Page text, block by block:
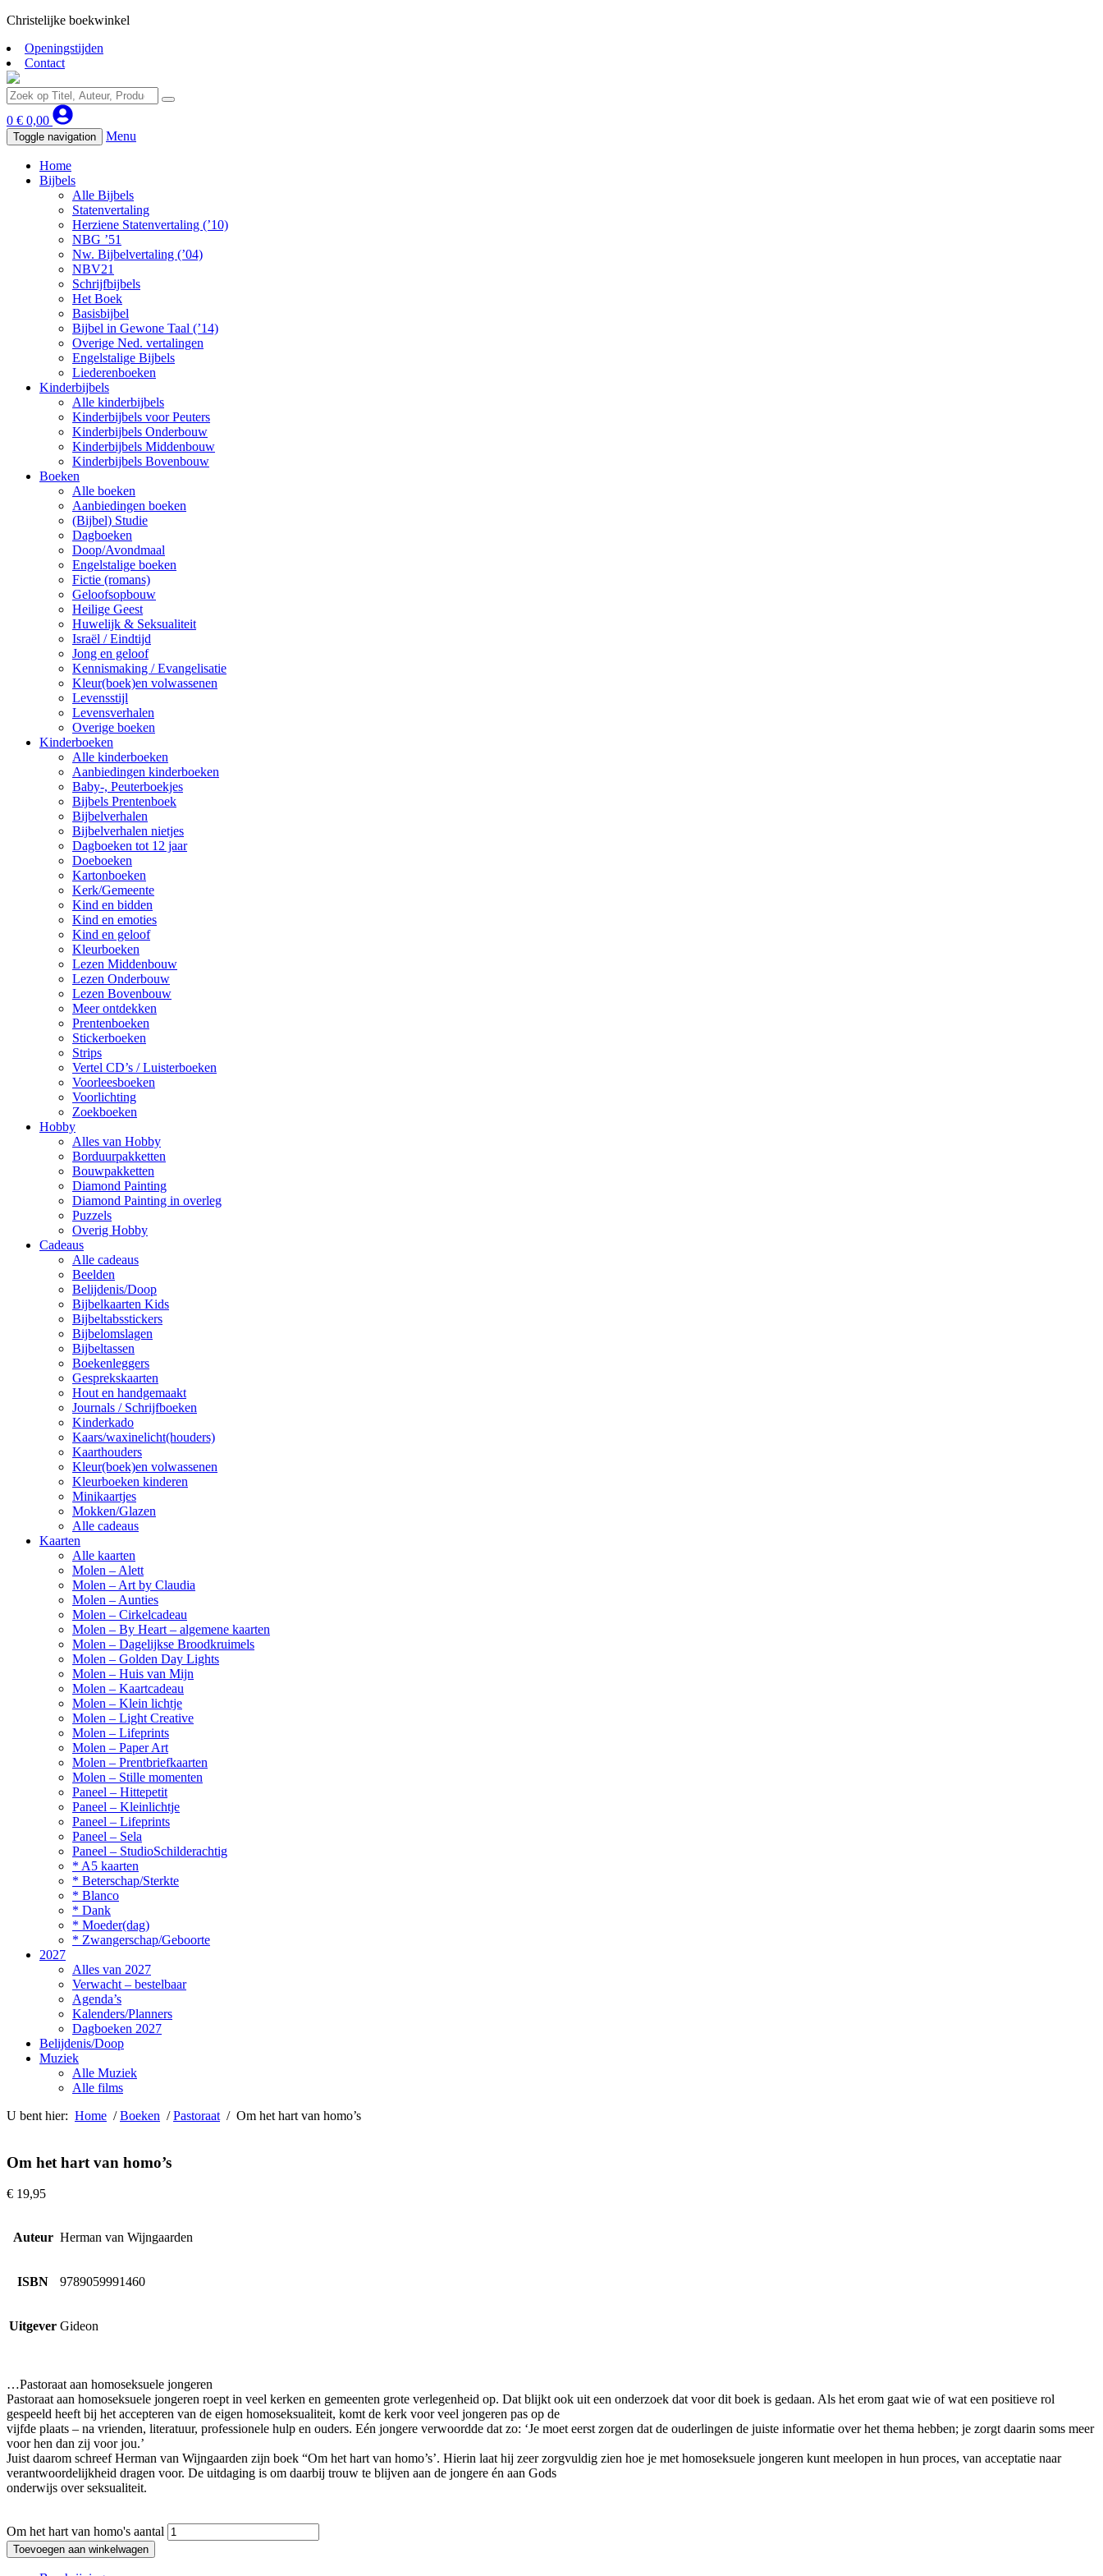
Christelijke boekwinkel
Openingstijden
Contact
0 € 0,00
Toggle navigation Menu
Home
Bijbels
Alle Bijbels
Statenvertaling
Herziene Statenvertaling (’10)
NBG ’51
Nw. Bijbelvertaling (’04)
NBV21
Schrijfbijbels
Het Boek
Basisbijbel
Bijbel in Gewone Taal (’14)
Overige Ned. vertalingen
Engelstalige Bijbels
Liederenboeken
Kinderbijbels
Alle kinderbijbels
Kinderbijbels voor Peuters
Kinderbijbels Onderbouw
Kinderbijbels Middenbouw
Kinderbijbels Bovenbouw
Boeken
Alle boeken
Aanbiedingen boeken
(Bijbel) Studie
Dagboeken
Doop/Avondmaal
Engelstalige boeken
Fictie (romans)
Geloofsopbouw
Heilige Geest
Huwelijk & Seksualiteit
Israël / Eindtijd
Jong en geloof
Kennismaking / Evangelisatie
Kleur(boek)en volwassenen
Levensstijl
Levensverhalen
Overige boeken
Kinderboeken
Alle kinderboeken
Aanbiedingen kinderboeken
Baby-, Peuterboekjes
Bijbels Prentenboek
Bijbelverhalen
Bijbelverhalen nietjes
Dagboeken tot 12 jaar
Doeboeken
Kartonboeken
Kerk/Gemeente
Kind en bidden
Kind en emoties
Kind en geloof
Kleurboeken
Lezen Middenbouw
Lezen Onderbouw
Lezen Bovenbouw
Meer ontdekken
Prentenboeken
Stickerboeken
Strips
Vertel CD’s / Luisterboeken
Voorleesboeken
Voorlichting
Zoekboeken
Hobby
Alles van Hobby
Borduurpakketten
Bouwpakketten
Diamond Painting
Diamond Painting in overleg
Puzzels
Overig Hobby
Cadeaus
Alle cadeaus
Beelden
Belijdenis/Doop
Bijbelkaarten Kids
Bijbeltabsstickers
Bijbelomslagen
Bijbeltassen
Boekenleggers
Gesprekskaarten
Hout en handgemaakt
Journals / Schrijfboeken
Kinderkado
Kaars/waxinelicht(houders)
Kaarthouders
Kleur(boek)en volwassenen
Kleurboeken kinderen
Minikaartjes
Mokken/Glazen
Alle cadeaus
Kaarten
Alle kaarten
Molen – Alett
Molen – Art by Claudia
Molen – Aunties
Molen – Cirkelcadeau
Molen – By Heart – algemene kaarten
Molen – Dagelijkse Broodkruimels
Molen – Golden Day Lights
Molen – Huis van Mijn
Molen – Kaartcadeau
Molen – Klein lichtje
Molen – Light Creative
Molen – Lifeprints
Molen – Paper Art
Molen – Prentbriefkaarten
Molen – Stille momenten
Paneel – Hittepetit
Paneel – Kleinlichtje
Paneel – Lifeprints
Paneel – Sela
Paneel – StudioSchilderachtig
* A5 kaarten
* Beterschap/Sterkte
* Blanco
* Dank
* Moeder(dag)
* Zwangerschap/Geboorte
2027
Alles van 2027
Verwacht – bestelbaar
Agenda’s
Kalenders/Planners
Dagboeken 2027
Belijdenis/Doop
Muziek
Alle Muziek
Alle films
U bent hier: Home /Boeken /Pastoraat / Om het hart van homo’s
Om het hart van homo’s
€ 19,95
Auteur Herman van Wijngaarden
ISBN 9789059991460
Uitgever Gideon
…Pastoraat aan homoseksuele jongeren
Pastoraat aan homoseksuele jongeren roept in veel kerken en gemeenten grote verlegenheid op. Dat blijkt ook uit een onderzoek dat voor dit boek is gedaan. Als het erom gaat wie of wat een positieve rol
gespeeld heeft bij het accepteren van de eigen homoseksualiteit, komt de kerk voor veel jongeren pas op de
vijfde plaats – na vrienden, literatuur, professionele hulp en ouders. Eén jongere verwoordde dat zo: ‘Je moet eerst zorgen dat de ouderlingen de juiste informatie over het thema hebben; je zorgt daarin soms meer
voor hen dan zij voor jou.’
Juist daarom schreef Herman van Wijngaarden zijn boek “Om het hart van homo’s’. Hierin laat hij zeer zorgvuldig zien hoe je met homoseksuele jongeren kunt meelopen in hun proces, van acceptatie naar
verantwoordelijkheid dragen voor. De uitdaging is om daarbij trouw te blijven aan de jongere én aan Gods
onderwijs over seksualiteit.
Om het hart van homo's aantal
Toevoegen aan winkelwagen